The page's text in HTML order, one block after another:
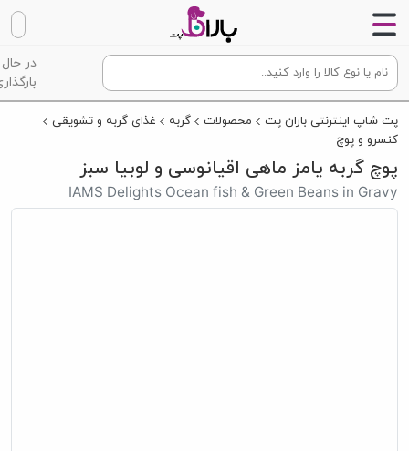
در حال
پت شاپ اینترنتی باران پت محصولات گربه
غذای گربه و تشویقی
کنسرو و پوچ
پوچ گربه یامز ماهی اقیانوسی و لوبیا سبز
IAMS Delights Ocean fish & Green Beans in Gravy